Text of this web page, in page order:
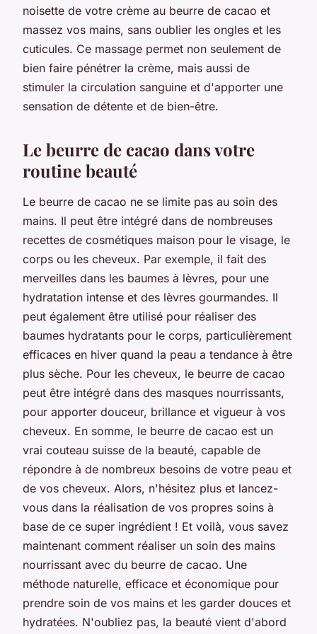
noisette de votre crème au beurre de cacao et
massez vos mains, sans oublier les ongles et les
cuticules. Ce massage permet non seulement de
bien faire pénétrer la crème, mais aussi de
stimuler la circulation sanguine et d'apporter une
sensation de détente et de bien-être.
Le beurre de cacao dans votre
routine beauté
Le beurre de cacao ne se limite pas au soin des
mains. Il peut être intégré dans de nombreuses
recettes de cosmétiques maison pour le visage, le
corps ou les cheveux. Par exemple, il fait des
merveilles dans les baumes à lèvres, pour une
hydratation intense et des lèvres gourmandes. Il
peut également être utilisé pour réaliser des
baumes hydratants pour le corps, particulièrement
efficaces en hiver quand la peau a tendance à être
plus sèche. Pour les cheveux, le beurre de cacao
peut être intégré dans des masques nourrissants,
pour apporter douceur, brillance et vigueur à vos
cheveux. En somme, le beurre de cacao est un
vrai couteau suisse de la beauté, capable de
répondre à de nombreux besoins de votre peau et
de vos cheveux. Alors, n'hésitez plus et lancez-
vous dans la réalisation de vos propres soins à
base de ce super ingrédient ! Et voilà, vous savez
maintenant comment réaliser un soin des mains
nourrissant avec du beurre de cacao. Une
méthode naturelle, efficace et économique pour
prendre soin de vos mains et les garder douces et
hydratées. N'oubliez pas, la beauté vient d'abord